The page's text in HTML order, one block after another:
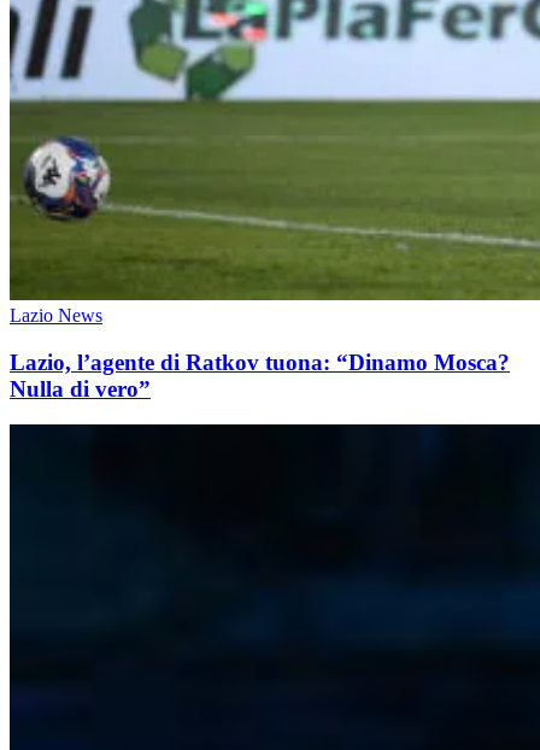
Lazio News
Lazio, l’agente di Ratkov tuona: “Dinamo Mosca?
Nulla di vero”